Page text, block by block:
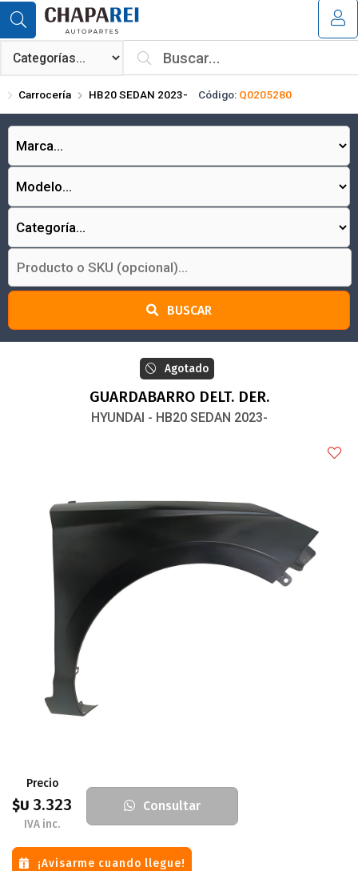
Compartir por email
¿Tienes cupón de descuento?
Carrocería HB20 SEDAN 2023- Código: Q0205280
BUSCAR
Agotado
GUARDABARRO DELT. DER.
HYUNDAI - HB20 SEDAN 2023-
Precio
$U 3.323
IVA inc.
Consultar
¡Avisarme cuando llegue!